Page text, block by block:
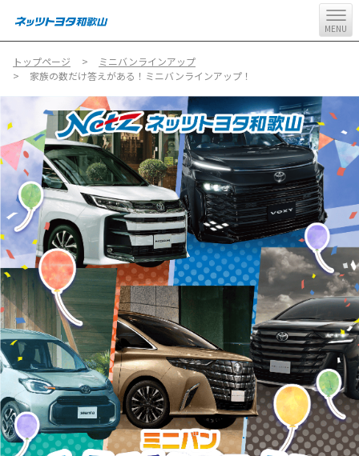
MENU
トップページ
ミニバンラインアップ
家族の数だけ答えがある！ミニバンラインアップ！
ニ
バ
ン
イ
ン
ア
ッ
プ
家
族
の
数
け
答
え